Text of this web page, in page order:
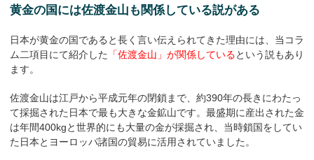
黄金の国には佐渡金山も関係している説がある
日本が黄金の国であると長く言い伝えられてきた理由には、当コラ
ム二項目にて紹介した
「佐渡金山」が関係しているという説もあり
ます。
佐渡金山は江戸から平成元年の閉鎖まで、約390年の長きにわたっ
て採掘された日本で最も大きな金鉱山です。最盛期に産出された金
は年間400kgと世界的にも大量の金が採掘され、当時鎖国をしてい
た日本とヨーロッパ諸国の貿易に活用されていました。